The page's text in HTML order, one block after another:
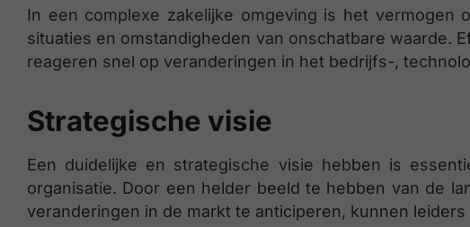
In een complexe zakelijke omgeving is het vermogen
situaties en omstandigheden van onschatbare waarde.
reageren snel op veranderingen in het bedrijfs-,
Strategische visie
Een duidelijke en strategische visie hebben is
organisatie. Door een helder beeld te hebben van de
veranderingen in de markt te anticiperen, kunnen